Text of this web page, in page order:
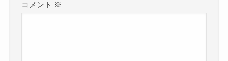
コメント ※